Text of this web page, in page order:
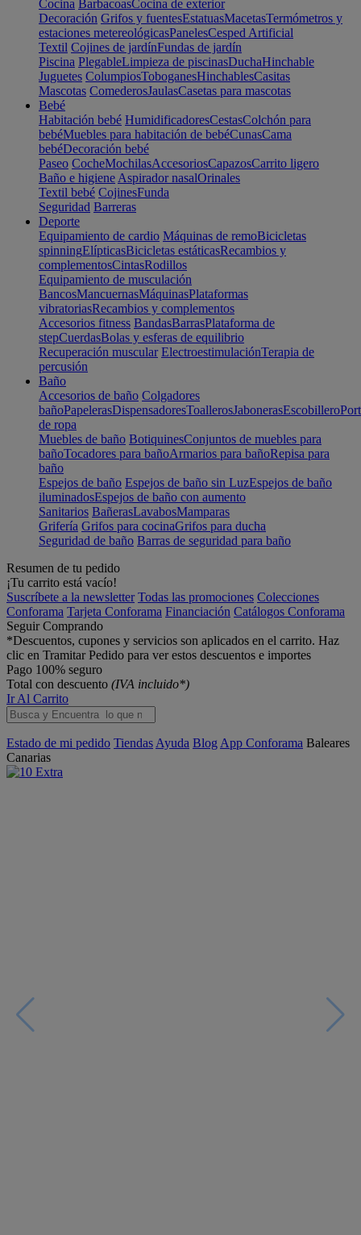
Cocina BarbacoasCocina de exterior
Decoración Grifos y fuentesEstatuasMacetasTermómetros y
estaciones metereológicasPanelesCesped Artificial
Textil Cojines de jardínFundas de jardín
Piscina PlegableLimpieza de piscinasDuchaHinchable
Juguetes ColumpiosToboganesHinchablesCasitas
Mascotas ComederosJaulasCasetas para mascotas
Bebé
Habitación bebé HumidificadoresCestasColchón para
bebéMuebles para habitación de bebéCunasCama
bebéDecoración bebé
Paseo CocheMochilasAccesoriosCapazosCarrito ligero
Baño e higiene Aspirador nasalOrinales
Textil bebé CojinesFunda
Seguridad Barreras
Deporte
Equipamiento de cardio Máquinas de remoBicicletas
spinningElípticasBicicletas estáticasRecambios y
complementosCintasRodillos
Equipamiento de musculación
BancosMancuernasMáquinasPlataformas
vibratoriasRecambios y complementos
Accesorios fitness BandasBarrasPlataforma de
stepCuerdasBolas y esferas de equilibrio
Recuperación muscular ElectroestimulaciónTerapia de
percusión
Baño
Accesorios de baño Colgadores
bañoPapelerasDispensadoresToallerosJabonerasEscobillero
de ropa
Muebles de baño BotiquinesConjuntos de muebles para
bañoTocadores para bañoArmarios para bañoRepisa para
baño
Espejos de baño Espejos de baño sin LuzEspejos de baño
iluminadosEspejos de baño con aumento
Sanitarios BañerasLavabosMamparas
Grifería Grifos para cocinaGrifos para ducha
Seguridad de baño Barras de seguridad para baño
Resumen de tu pedido
¡Tu carrito está vacío!
Suscríbete a la newsletter Todas las promociones Colecciones
Conforama Tarjeta Conforama Financiación Catálogos Conforama
Seguir Comprando
*Descuentos, cupones y servicios son aplicados en el carrito. Haz
clic en Tramitar Pedido para ver estos descuentos e importes
Pago 100% seguro
Total con descuento (IVA incluido*)
Ir Al Carrito
Estado de mi pedido Tiendas Ayuda Blog App Conforama Baleares
Canarias